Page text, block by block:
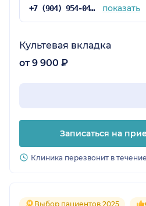
+7 (904) 954-04-91 показать
Культевая вкладка
от 9 900 ₽
Записаться на
Клиника перезвонит в
Выбор пациентов 2025